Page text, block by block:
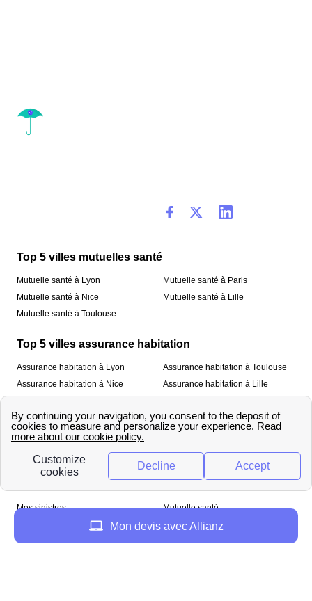
Top 5 villes mutuelles santé
Mutuelle santé à Lyon
Mutuelle santé à Nice
Mutuelle santé à Toulouse
Mutuelle santé à Paris
Mutuelle santé à Lille
Top 5 villes assurance habitation
Assurance habitation à Lyon
Assurance habitation à Nice
Assurance habitation à Toulouse
Assurance habitation à Lille
À propos
Qui sommes-nous ? Mentions légales
Mes sinistres
Assurance habitation
Mutuelle santé
Mon devis avec Allianz